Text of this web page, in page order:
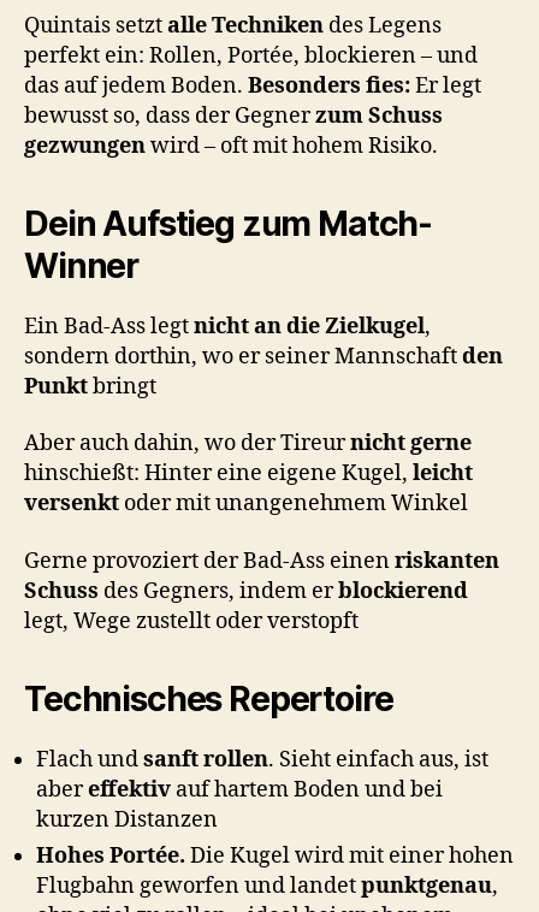
Quintais setztalle Techniken des Legens
perfekt ein: Rollen, Portée, blockieren – und
das auf jedem Boden. Besonders fies:Er legt
bewusst so, dass der Gegnerzum Schuss
gezwungenwird – oft mit hohem Risiko.
Dein Aufstieg zum Match-
Winner
Ein Bad-Ass legtnicht an die Zielkugel,
sondern dorthin, wo er seiner Mannschaftden
Punktbringt
Aber auch dahin, wo der Tireurnicht gerne
hinschießt: Hinter eine eigene Kugel, leicht
versenkt oder mit unangenehmem Winkel
Gerne provoziert der Bad-Ass einenriskanten
Schuss des Gegners, indem erblockierend
legt, Wege zustellt oder verstopft
Technisches Repertoire
Flach undsanft rollen. Sieht einfach aus, ist
abereffektiv auf hartem Boden und bei
kurzen Distanzen
Hohes Portée. Die Kugel wird mit einer hohen
Flugbahn geworfen und landetpunktgenau,